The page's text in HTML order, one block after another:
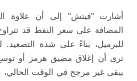
أشارت "فيتش" إلى أن علاوة
للبرميل، بناءً على شدة التصعيد.
ترى أن إغلاق مضيق هرمز أو
يبقى غير مرجح في الوقت الحالي،